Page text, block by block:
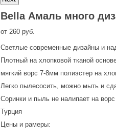
Bella Амаль много
от 260 руб.
Светлые современные дизайны и
Плотный на хлопковой тканой
мягкий ворс 7-8мм полиэстер на
Легко пылесосить, можно мыть и
Соринки и пыль не налипает на ворс
Турция
Цены и рамеры: